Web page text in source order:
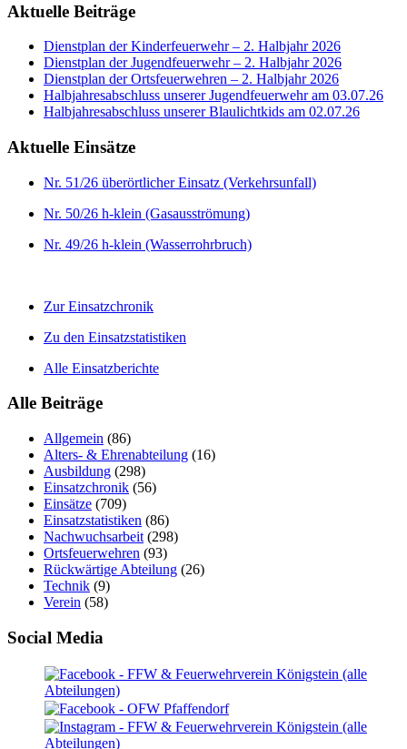
Aktuelle Beiträge
Dienstplan der Kinderfeuerwehr – 2. Halbjahr 2026
Dienstplan der Jugendfeuerwehr – 2. Halbjahr 2026
Dienstplan der Ortsfeuerwehren – 2. Halbjahr 2026
Halbjahresabschluss unserer Jugendfeuerwehr am 03.07.26
Halbjahresabschluss unserer Blaulichtkids am 02.07.26
Aktuelle Einsätze
Nr. 51/26 überörtlicher Einsatz (Verkehrsunfall)
Nr. 50/26 h-klein (Gasausströmung)
Nr. 49/26 h-klein (Wasserrohrbruch)
Zur Einsatzchronik
Zu den Einsatzstatistiken
Alle Einsatzberichte
Alle Beiträge
Allgemein (86)
Alters- & Ehrenabteilung (16)
Ausbildung (298)
Einsatzchronik (56)
Einsätze (709)
Einsatzstatistiken (86)
Nachwuchsarbeit (298)
Ortsfeuerwehren (93)
Rückwärtige Abteilung (26)
Technik (9)
Verein (58)
Social Media